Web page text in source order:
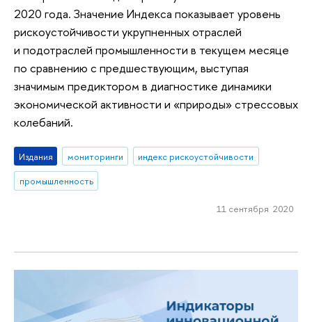
2020 года. Значение Индекса показывает уровень
рискоустойчивости укрупненных отраслей
и подотраслей промышленности в текущем месяце
по сравнению с предшествующим, выступая
значимым предиктором в диагностике динамики
экономической активности и «природы» стрессовых
колебаний.
Издания мониторинги
индекс рискоустойчивости
промышленность
11 сентября 2020